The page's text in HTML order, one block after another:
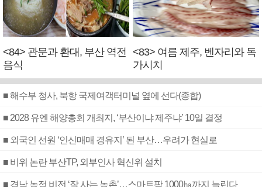
<84> 관문과 환대, 부산 역전
음식
<83> 여름 제주, 벤자리와 독
가시치
■ 해수부 청사, 북항 국제여객터미널 옆에 선다(종합)
■ 2028 유엔 해양총회 개최지, ‘부산이냐 제주냐’ 10일 결정
■ 외국인 선원 ‘인신매매 경유지’ 된 부산…우려가 현실로
■ 비위 논란 부산TP, 외부인사 혁신위 설치
■ 경남 농정 비전 ‘잘 사는 농촌’…스마트팜 1000㏊까지 늘린다